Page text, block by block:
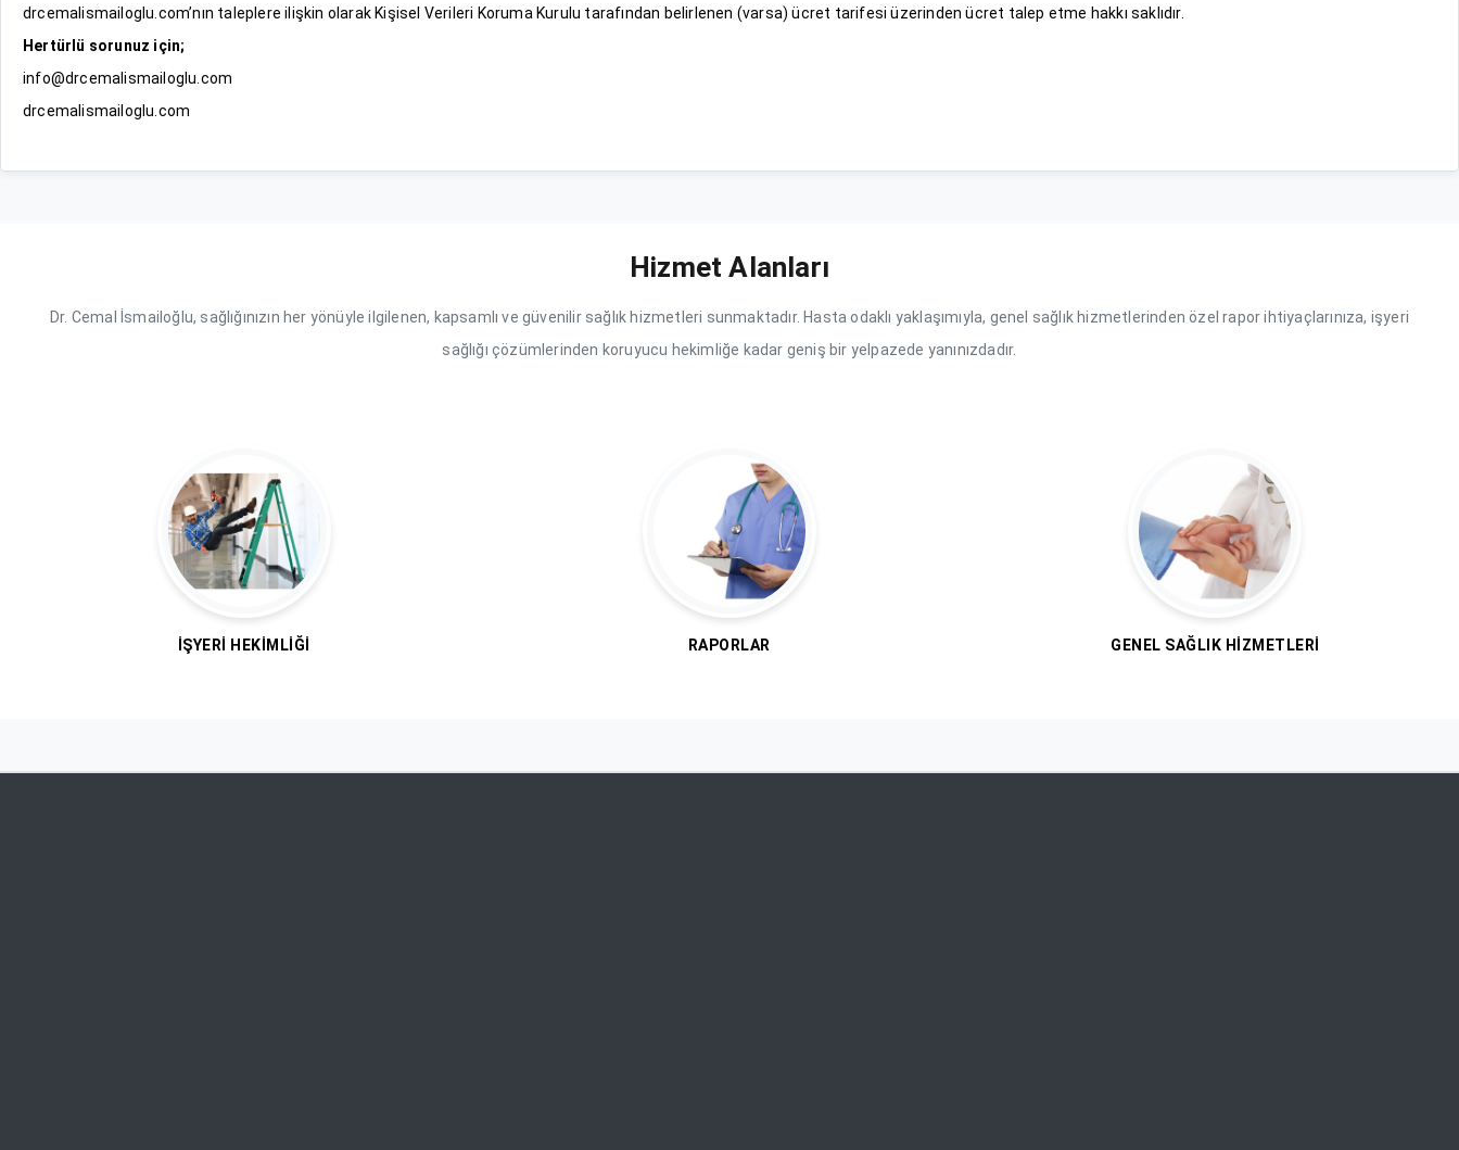
drcemalismailoglu.com’nın taleplere ilişkin olarak Kişisel Verileri Koruma Kurulu tarafından belirlenen (varsa) ücret tarifesi üzerinden ücret talep etme hakkı saklıdır.
Hertürlü sorunuz için;
info@drcemalismailoglu.com
drcemalismailoglu.com
Hizmet Alanları
Dr. Cemal İsmailoğlu, sağlığınızın her yönüyle ilgilenen, kapsamlı ve güvenilir sağlık hizmetleri sunmaktadır. Hasta odaklı yaklaşımıyla, genel sağlık hizmetlerinden özel rapor ihtiyaçlarınıza, işyeri
sağlığı çözümlerinden koruyucu hekimliğe kadar geniş bir yelpazede yanınızdadır.
İŞYERI HEKIMLIĞI RAPORLAR GENEL SAĞLIK HIZMETLERI